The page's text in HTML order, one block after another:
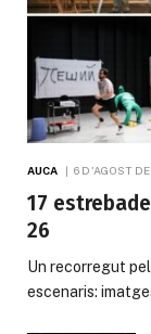
AUCA 6 D'AGOST
17
26
Un recorregut
escenaris: